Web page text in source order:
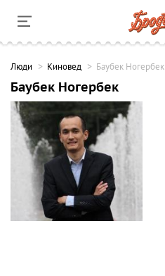
Люди Киновед Баубек Ногербек
Баубек Ногербек